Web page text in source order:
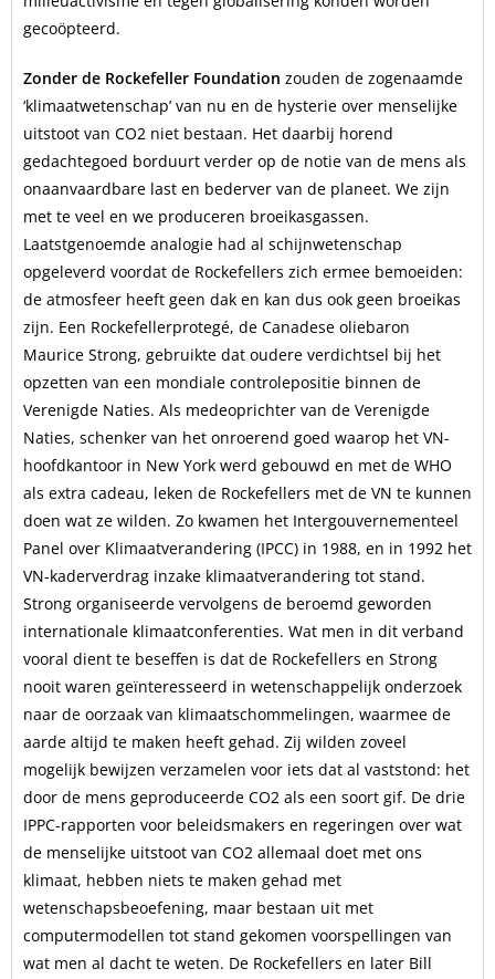
gecoöpteerd.
Zonder de Rockefeller Foundation zouden de zogenaamde
‘klimaatwetenschap’ van nu en de hysterie over menselijke
uitstoot van CO2 niet bestaan. Het daarbij horend
gedachtegoed borduurt verder op de notie van de mens als
onaanvaardbare last en bederver van de planeet. We zijn
met te veel en we produceren broeikasgassen.
Laatstgenoemde analogie had al schijnwetenschap
opgeleverd voordat de Rockefellers zich ermee bemoeiden:
de atmosfeer heeft geen dak en kan dus ook geen broeikas
zijn. Een Rockefellerprotegé, de Canadese oliebaron
Maurice Strong, gebruikte dat oudere verdichtsel bij het
opzetten van een mondiale controlepositie binnen de
Verenigde Naties. Als medeoprichter van de Verenigde
Naties, schenker van het onroerend goed waarop het VN-
hoofdkantoor in New York werd gebouwd en met de WHO
als extra cadeau, leken de Rockefellers met de VN te kunnen
doen wat ze wilden. Zo kwamen het Intergouvernementeel
Panel over Klimaatverandering (IPCC) in 1988, en in 1992 het
VN-kaderverdrag inzake klimaatverandering tot stand.
Strong organiseerde vervolgens de beroemd geworden
internationale klimaatconferenties. Wat men in dit verband
vooral dient te beseffen is dat de Rockefellers en Strong
nooit waren geïnteresseerd in wetenschappelijk onderzoek
naar de oorzaak van klimaatschommelingen, waarmee de
aarde altijd te maken heeft gehad. Zij wilden zoveel
mogelijk bewijzen verzamelen voor iets dat al vaststond: het
door de mens geproduceerde CO2 als een soort gif. De drie
IPPC-rapporten voor beleidsmakers en regeringen over wat
de menselijke uitstoot van CO2 allemaal doet met ons
klimaat, hebben niets te maken gehad met
wetenschapsbeoefening, maar bestaan uit met
computermodellen tot stand gekomen voorspellingen van
wat men al dacht te weten. De Rockefellers en later Bill